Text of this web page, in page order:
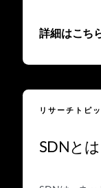
詳細はこち
リサーチトピ
SDNとは